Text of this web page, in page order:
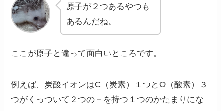
原子が２つあるやつも
あるんだね。
ここが原子と違って面白い ところです。
例えば、炭酸イオンはC（炭素）１つとO（酸素）３
つがくっついて２つの－を持つ１つのかたまりにな